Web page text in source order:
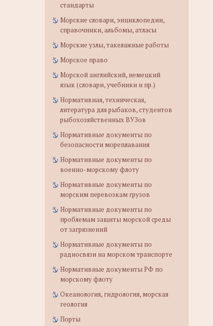
стандарты
Морские словари, энциклопедии,
справочники, альбомы, атласы
Морские узлы, такелажные работы
Морское право
Морской английский, немецкий
язык (словари, учебники и пр.)
Нормативная, техническая,
литература для рыбаков, студентов
рыбохозяйственных ВУЗов
Нормативные документы по
безопасности мореплавания
Нормативные документы по
военно-морскому флоту
Нормативные документы по
морским перевозкам грузов
Нормативные документы по
проблемам защиты морской среды
от загрязнений
Нормативные документы по
радиосвязи на морском транспорте
Нормативные документы РФ по
морскому флоту
Океанология, гидрология, морская
геология
Порты